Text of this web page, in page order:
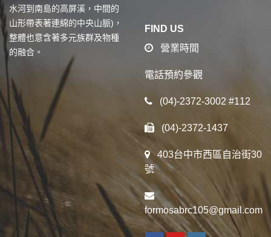
水河到南島的高屏溪，中間的
山形帶表著連綿的中央山脈)，
整體也意含著多元族群及物種
的融合。
FIND US
營業時間
電話預約參觀
(04)-2372-3002 #112
(04)-2372-1437
403台中市西區自治街30
號
formosabrc105@gmail.com